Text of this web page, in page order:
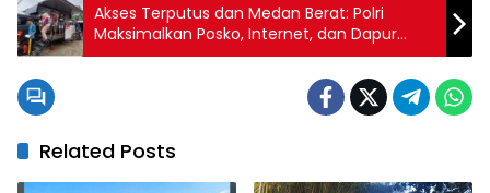
Akses Terputus dan Medan Berat: Polri
Maksimalkan Posko, Internet, dan Dapur
Lapangan
Related Posts